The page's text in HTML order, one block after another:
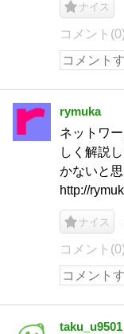
ナイス
コメント(0)
rymuka
ネットワ
しく解説
かないと
http://
ナイス
コメント(0)
taku_u9501